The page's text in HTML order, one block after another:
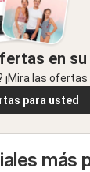
en su
¡Mira las
para usted
más